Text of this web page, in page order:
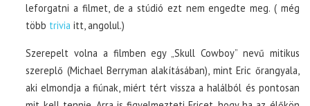
leforgatni a filmet, de a stúdió ezt nem engedte meg. ( még
több trivia itt, angolul.)
Szerepelt volna a filmben egy „Skull Cowboy” nevű mitikus
szereplő (Michael Berryman alakításában), mint Eric őrangyala,
aki elmondja a fiúnak, miért tért vissza a halálból és pontosan